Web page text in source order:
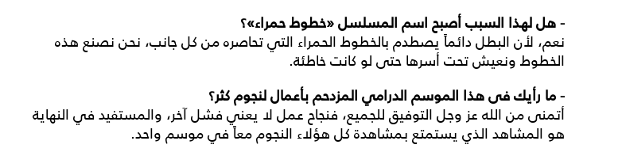
- هل لهذا السبب أصبح اسم المسلسل «خطوط حمراء»؟
نعم، لأن البطل دائماً يصطدم بالخطوط الحمراء التي تحاصره من كل جانب، نحن نصنع هذه
الخطوط ونعيش تحت أسرها حتى لو كانت خاطئة.
- ما رأيك فى هذا الموسم الدرامي المزدحم بأعمال لنجوم كثر؟
أتمنى من الله عز وجل التوفيق للجميع، فنجاح عمل لا يعني فشل آخر، والمستفيد في النهاية
هو المشاهد الذي يستمتع بمشاهدة كل هؤلاء النجوم معاً في موسم واحد.